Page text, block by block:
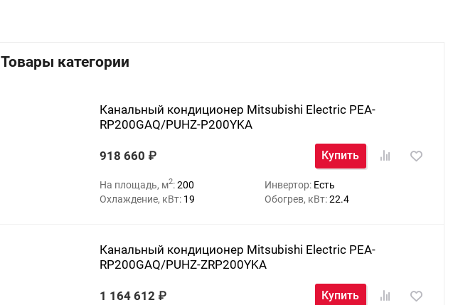
Товары категории
Канальный кондиционер Mitsubishi Electric PEA-
RP200GAQ/PUHZ-P200YKA
918 660 Купить
На площадь, м2:200 Инвертор: Есть
Охлаждение, кВт: 19 Обогрев, кВт:22.4
Канальный кондиционер Mitsubishi Electric PEA-
RP200GAQ/PUHZ-ZRP200YKA
1 164 612 Купить